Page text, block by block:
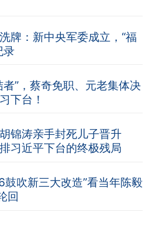
牌：新中央军委成立，“福
录
”，蔡奇免职、元老集体决
下台！
锦涛亲手封死儿子晋升
习近平下台的终极残局
吹新三大改造”看当年陈毅
回